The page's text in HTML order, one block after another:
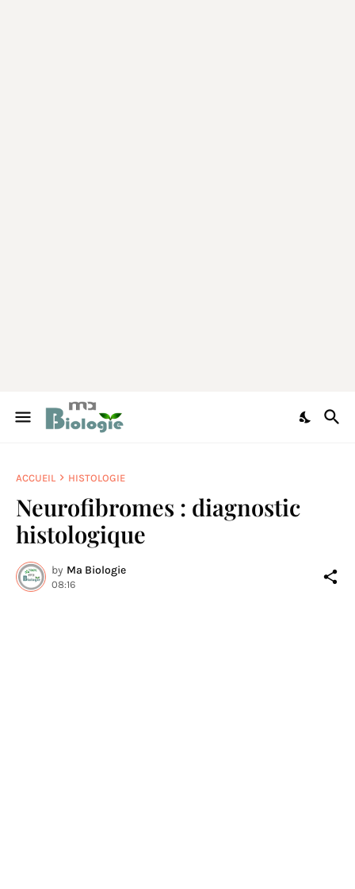
ACCUEIL HISTOLOGIE
Neurofibromes : diagnostic
histologique
by Ma Biologie
08:16